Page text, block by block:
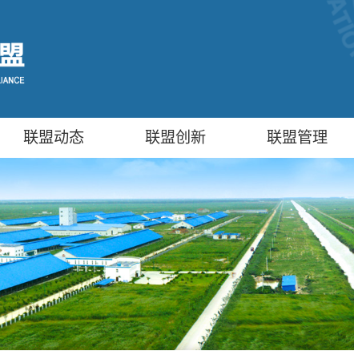
联盟动态 联盟创新 联盟管理